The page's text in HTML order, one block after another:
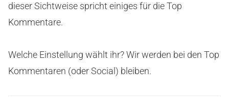
dieser Sichtweise spricht einiges für die Top
Kommentare.
Welche Einstellung wählt ihr? Wir werden bei den Top
Kommentaren (oder Social) bleiben.